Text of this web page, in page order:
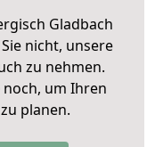
Gladbach
nicht, unsere
zu nehmen.
noch, um Ihren
zu planen.